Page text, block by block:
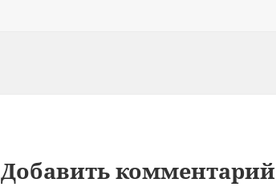
Добавить комментарий